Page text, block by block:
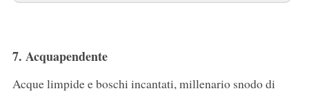
7. Acquapendente
Acque limpide e boschi incantati, millenario snodo di